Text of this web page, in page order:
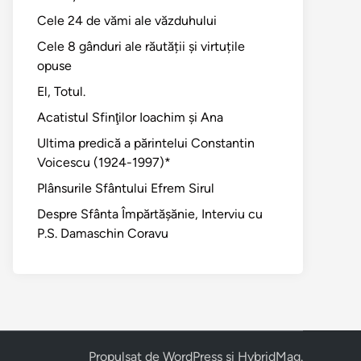
Cele 24 de vămi ale văzduhului
Cele 8 gânduri ale răutății și virtuțile
opuse
El, Totul.
Acatistul Sfinţilor Ioachim şi Ana
Ultima predică a părintelui Constantin
Voicescu (1924-1997)*
Plânsurile Sfântului Efrem Sirul
Despre Sfânta Împărtăşănie, Interviu cu
P.S. Damaschin Coravu
Propulsat de WordPress și HybridMag.